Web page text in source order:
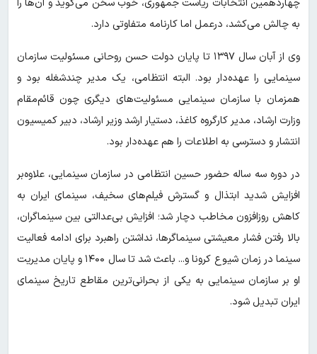
چهاردهمین انتخابات ریاست جمهوری، خوب سخن می‌گوید و آن‌ها را
به چالش می‌کشد، درعمل اما کارنامه متفاوتی دارد.
وی از آبان سال ۱۳۹۷ تا پایان دولت حسن روحانی مسئولیت سازمان
سینمایی را عهده‌دار بود. البته انتظامی، یک مدیر چندشغله بود و
همزمان با سازمان سینمایی مسئولیت‌های دیگری چون قائم‌مقام
وزارت ارشاد، مدیر کارگروه کاغذ، دستیار ارشد وزیر ارشاد، دبیر کمیسیون
انتشار و دسترسی به اطلاعات را هم عهده‌دار بود.
در دوره سه ساله حضور حسین انتظامی در سازمان سینمایی، علاوه‌بر
افزایش شدید ابتذال و گسترش فیلم‌های سخیف، سینمای ایران به
کاهش روزافزون مخاطب دچار شد؛ افزایش بی‌عدالتی بین سینماگران‌،
بالا رفتن فشار معیشتی سینماگرها، نداشتن راهبرد برای ادامه فعالیت
سینما در زمان شیوع کرونا و... باعث شد تا سال ۱۴۰۰ و پایان مدیریت
او بر سازمان سینمایی به یکی از بحرانی‌ترین مقاطع تاریخ سینمای
ایران تبدیل شود.